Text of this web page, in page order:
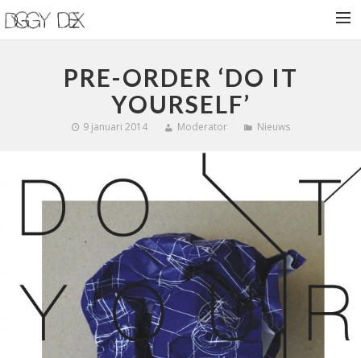
SHOWS
CONTACT
PRE-ORDER ‘DO IT
YOURSELF’
9 januari 2014 Moderator Nieuws